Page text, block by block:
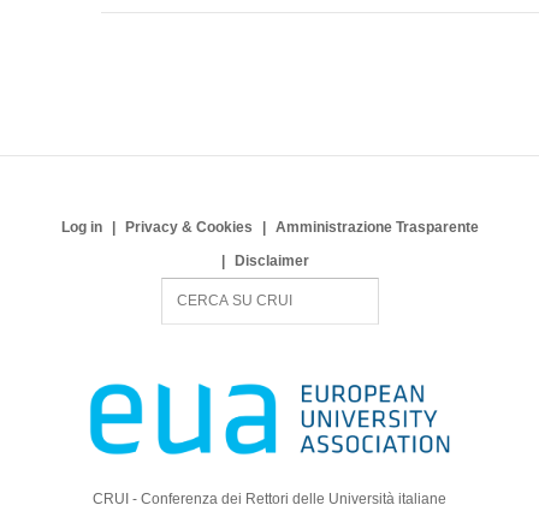
Log in Privacy & Cookies
Amministrazione Trasparente
Disclaimer
c
CRUI - Conferenza dei Rettori delle Università italiane